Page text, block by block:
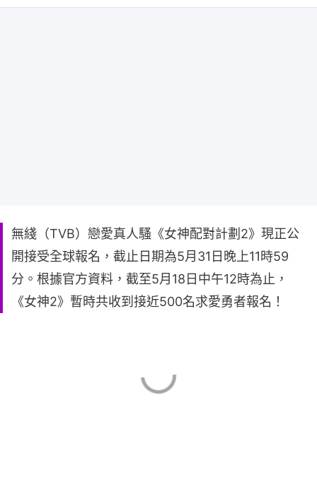
無綫（TVB）戀愛真人騷《女神配對計劃2》現正公
開接受全球報名，截止日期為5月31日晚上11時59
分。根據官方資料，截至5月18日中午12時為止，
《女神2》暫時共收到接近500名求愛勇者報名！